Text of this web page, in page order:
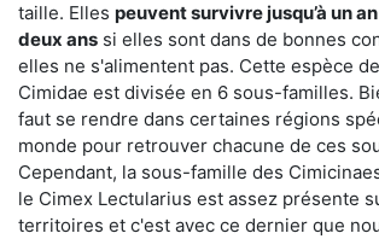
taille. Elles peuvent survivre jusqu’à un
deux ans si elles sont dans de bonnes
elles ne s'alimentent pas. Cette espèce
Cimidae est divisée en 6 sous-familles.
faut se rendre dans certaines régions
monde pour retrouver chacune de ces
Cependant, la sous-famille des
le Cimex Lectularius est assez présente
territoires et c'est avec ce dernier que